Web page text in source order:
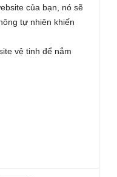
của bạn, nó sẽ
tự nhiên khiến
ngờ
để nắm